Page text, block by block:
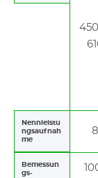
Nennleistu
ngsaufnah
me
Bemessun
gs-